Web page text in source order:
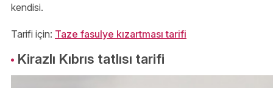
kendisi.
Tarifi için: Taze fasulye kızartması tarifi
Kirazlı Kıbrıs tatlısı tarifi